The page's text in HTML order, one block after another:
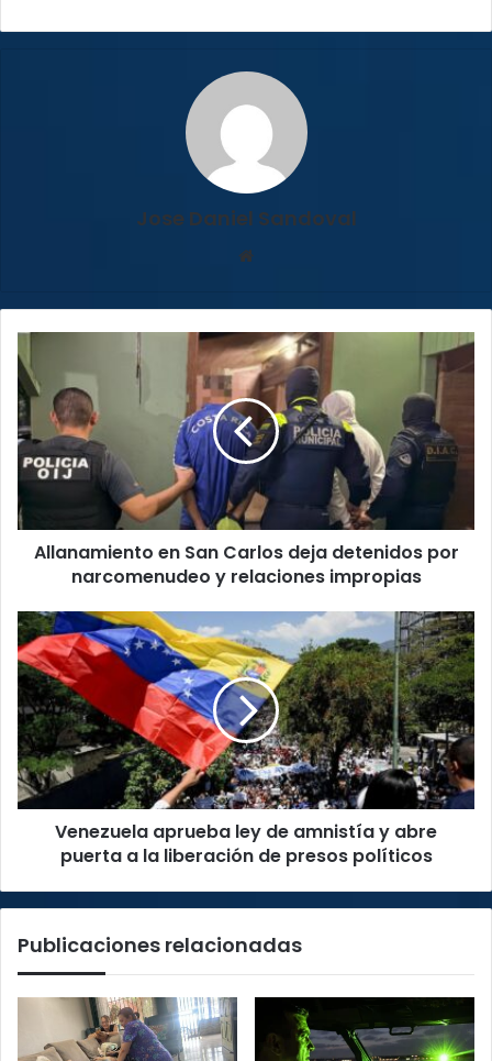
Jose Daniel Sandoval
en
San
Carlos
deja
detenidos
por
narcomenudeo
y
relaciones
impropias
Allanamiento en San Carlos deja detenidos por
narcomenudeo y relaciones impropias
Venezuela
aprueba
ley
de
amnistía
y
abre
puerta
a
liberación
Venezuela aprueba ley de amnistía y abre
puerta a la liberación de presos políticos
Publicaciones relacionadas